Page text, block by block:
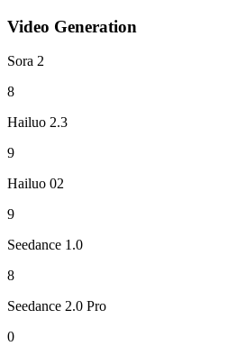
Video Generation
Sora 2
8
Hailuo 2.3
9
Hailuo 02
9
Seedance 1.0
8
Seedance 2.0 Pro
0